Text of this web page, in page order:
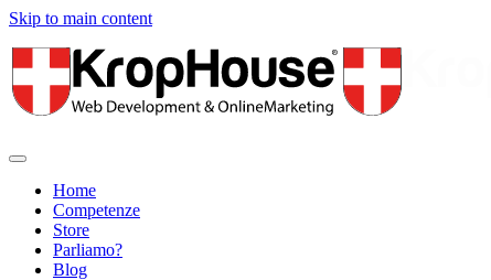
Skip to main content
Home
Competenze
Store
Parliamo?
Blog